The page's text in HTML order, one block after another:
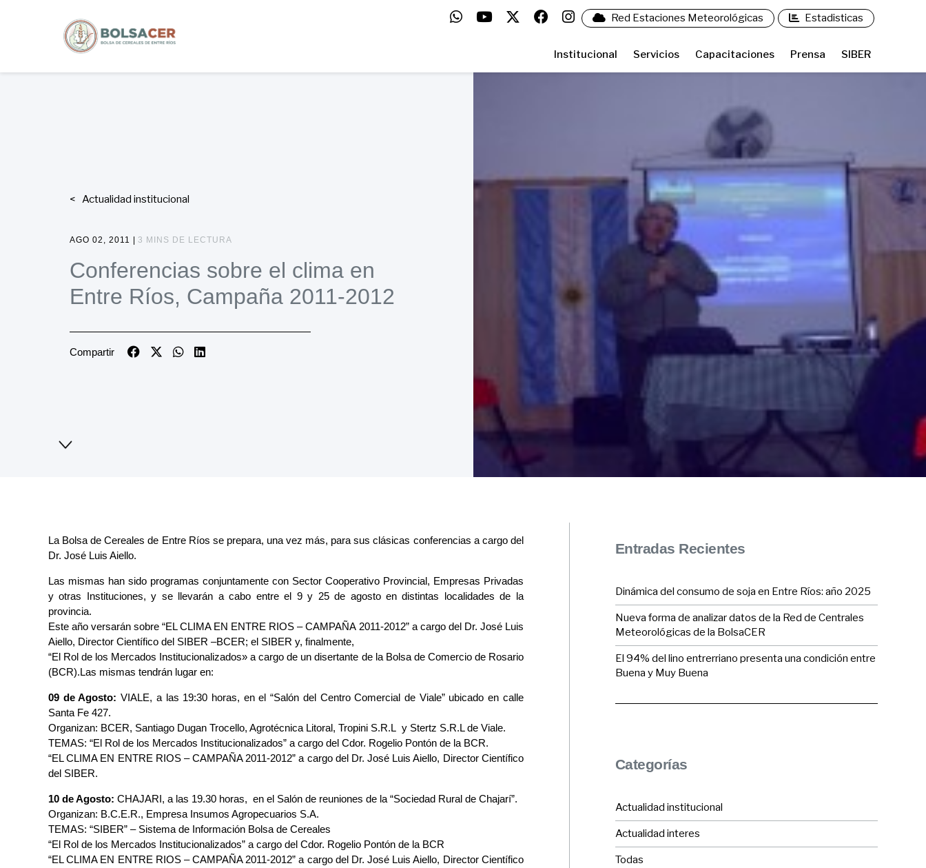
Institucional Servicios Capacitaciones Prensa SIBER
Red Estaciones Meteorológicas Estadisticas
Actualidad institucional
AGO 02, 2011 | 3 MINS DE LECTURA
Conferencias sobre el clima en
Entre Ríos, Campaña 2011-2012
Compartir
La Bolsa de Cereales de Entre Ríos se prepara, una vez más, para sus clásicas conferencias a cargo del
Dr. José Luis Aiello.
Las mismas han sido programas conjuntamente con Sector Cooperativo Provincial, Empresas Privadas
y otras Instituciones, y se llevarán a cabo entre el 9 y 25 de agosto en distintas localidades de la
provincia.
Este año versarán sobre “EL CLIMA EN ENTRE RIOS – CAMPAÑA 2011-2012” a cargo del Dr. José Luis
Aiello, Director Científico del SIBER –BCER; el SIBER y, finalmente,
“El Rol de los Mercados Institucionalizados» a cargo de un disertante de la Bolsa de Comercio de Rosario
(BCR).Las mismas tendrán lugar en:
09 de Agosto: VIALE, a las 19:30 horas, en el “Salón del Centro Comercial de Viale” ubicado en calle
Santa Fe 427.
Organizan: BCER, Santiago Dugan Trocello, Agrotécnica Litoral, Tropini S.R.L y Stertz S.R.L de Viale.
TEMAS: “El Rol de los Mercados Institucionalizados” a cargo del Cdor. Rogelio Pontón de la BCR.
“EL CLIMA EN ENTRE RIOS – CAMPAÑA 2011-2012” a cargo del Dr. José Luis Aiello, Director Científico
del SIBER.
10 de Agosto: CHAJARI, a las 19.30 horas, en el Salón de reuniones de la “Sociedad Rural de Chajarí”.
Organizan: B.C.E.R., Empresa Insumos Agropecuarios S.A.
TEMAS: “SIBER” – Sistema de Información Bolsa de Cereales
“El Rol de los Mercados Institucionalizados” a cargo del Cdor. Rogelio Pontón de la BCR
“EL CLIMA EN ENTRE RIOS – CAMPAÑA 2011-2012” a cargo del Dr. José Luis Aiello, Director Científico
Entradas Recientes
Dinámica del consumo de soja en Entre Ríos: año 2025
Nueva forma de analizar datos de la Red de Centrales
Meteorológicas de la BolsaCER
El 94% del lino entrerriano presenta una condición entre
Buena y Muy Buena
Categorías
Actualidad institucional
Actualidad interes
Todas